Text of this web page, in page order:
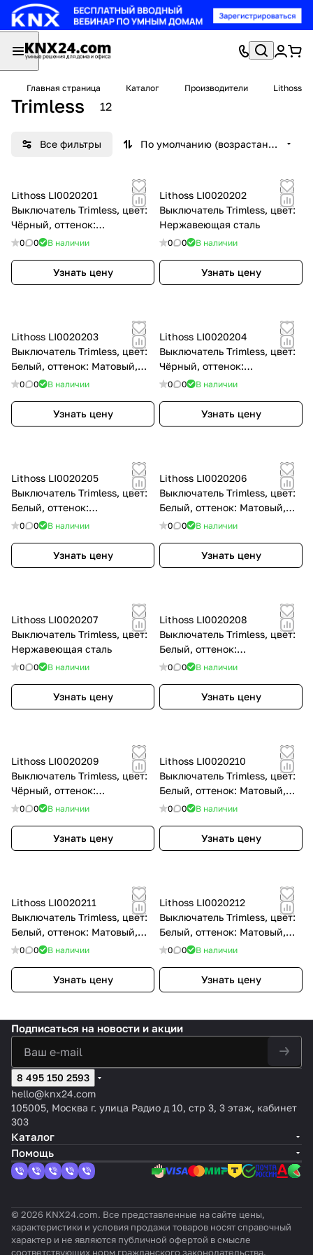
Главная страница Каталог Производители Lithoss
Trimless 12
Все фильтры По умолчанию (возрастание)
Lithoss LI0020201
Выключатель Trimless, цвет:
Чёрный, оттенок:
Текстурированный
0 0 В наличии
Узнать цену
Lithoss LI0020202
Выключатель Trimless, цвет:
Нержавеющая сталь
0 0 В наличии
Узнать цену
Lithoss LI0020203
Выключатель Trimless, цвет:
Белый, оттенок: Матовый,
RAL9010
0 0 В наличии
Узнать цену
Lithoss LI0020204
Выключатель Trimless, цвет:
Чёрный, оттенок:
Текстурированный
0 0 В наличии
Узнать цену
Lithoss LI0020205
Выключатель Trimless, цвет:
Белый, оттенок:
Текстурированный, RAL9010
0 0 В наличии
Узнать цену
Lithoss LI0020206
Выключатель Trimless, цвет:
Белый, оттенок: Матовый,
RAL9010
0 0 В наличии
Узнать цену
Lithoss LI0020207
Выключатель Trimless, цвет:
Нержавеющая сталь
0 0 В наличии
Узнать цену
Lithoss LI0020208
Выключатель Trimless, цвет:
Белый, оттенок:
Текстурированный, RAL9010
0 0 В наличии
Узнать цену
Lithoss LI0020209
Выключатель Trimless, цвет:
Чёрный, оттенок:
Текстурированный
0 0 В наличии
Узнать цену
Lithoss LI0020210
Выключатель Trimless, цвет:
Белый, оттенок: Матовый,
RAL9010
0 0 В наличии
Узнать цену
Lithoss LI0020211
Выключатель Trimless, цвет:
Белый, оттенок: Матовый,
RAL9010
0 0 В наличии
Узнать цену
Lithoss LI0020212
Выключатель Trimless, цвет:
Белый, оттенок: Матовый,
RAL9010
0 0 В наличии
Узнать цену
Подписаться на новости и акции
8 495 150 2593
hello@knx24.com
105005, Москва г. улица Радио д 10, стр 3, 3 этаж, кабинет
303
Каталог
Помощь
© 2026 KNX24.com. Все представленные на сайте цены,
характеристики и условия продажи товаров носят справочный
характер и не являются публичной офертой в смысле
соответствующих норм гражданского законодательства.